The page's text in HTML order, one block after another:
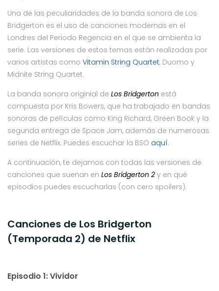
Una de las peculiaridades de la banda sonora de Los
Bridgerton es el uso de canciones modernas en el
Londres del Periodo Regencia en el que se ambienta la
serie. Las versiones de estos temas están realizadas por
varios artistas como Vitamin String Quartet, Duomo y
Midnite String Quartet.
La banda sonora originial de Los Bridgerton está
compuesta por Kris Bowers, que ha trabajado en bandas
sonoras de películas como King Richard, Green Book y la
segunda entrega de Space Jam, además de numerosas
series de Netflix. Puedes escuchar la BSO aquí.
A continuación, te dejamos con todas las versiones de
canciones que suenan en Los Bridgerton 2 y en qué
episodios puedes escucharlas (con cero spoilers).
Canciones de Los Bridgerton
(Temporada 2) de Netflix
Episodio 1: Vividor